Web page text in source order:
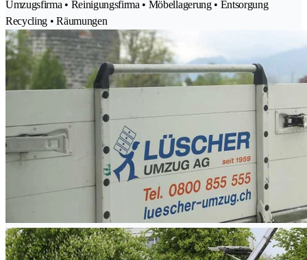
Umzugsfirma • Reinigungsfirma • Möbellagerung • Entsorgung
Recycling • Räumungen